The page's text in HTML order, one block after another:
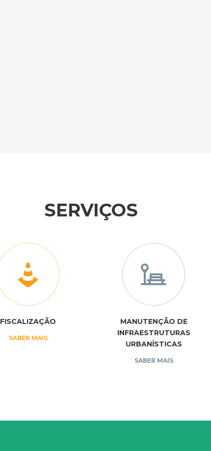
SERVIÇOS
FISCALIZAÇÃO
SABER MAIS
MANUTENÇÃO DE
INFRAESTRUTURAS
URBANÍSTICAS
SABER MAIS